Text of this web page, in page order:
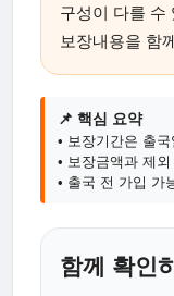
구성이 다를 수
보장내용을 함
📌 핵심 요약
• 보장기간은 출
• 보장금액과 제
• 출국 전 가입 가
함께 확인